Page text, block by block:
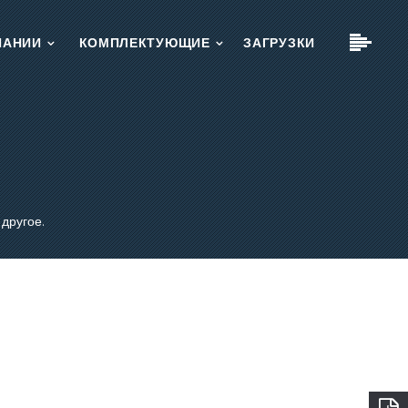
КОМПЛЕКТУЮЩИЕ ЗАГРУЗКИ